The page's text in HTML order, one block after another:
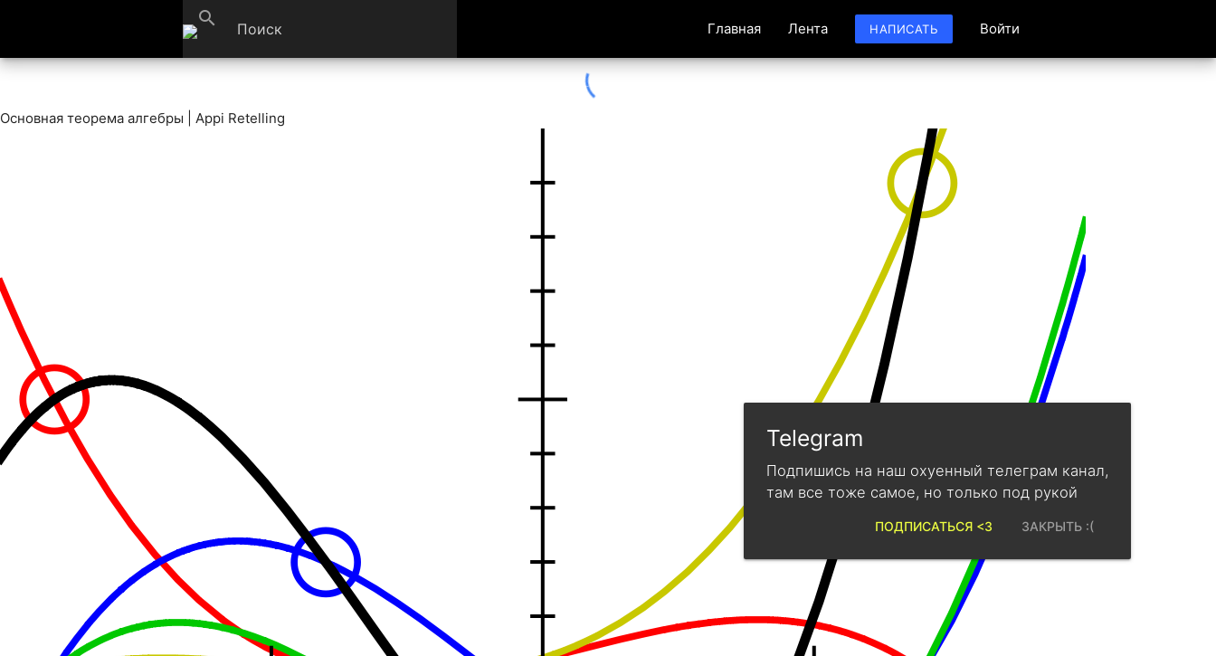
search Главная Лента НАПИСАТЬ Войти
Основная теорема алгебры | Appi Retelling
Telegram
Подпишись на наш охуенный телеграм канал,
там все тоже самое, но только под рукой
ЗАКРЫТЬ :(
ПОДПИСАТЬСЯ <3